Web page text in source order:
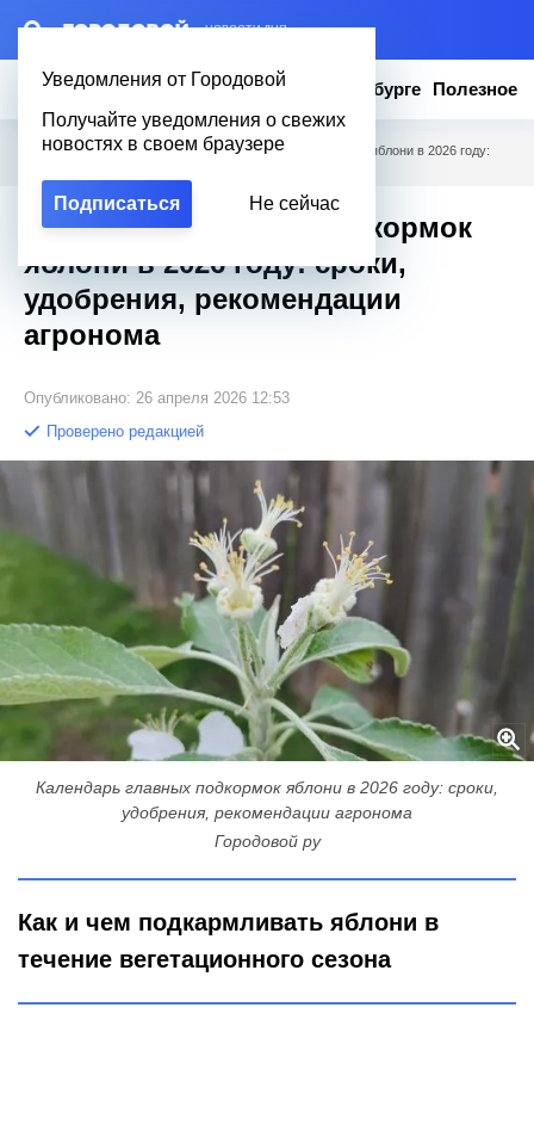
– НОВОСТИ ДНЯ
Уведомления от Городовой
Получайте уведомления о свежих
новостях в своем браузере
Подписаться Не сейчас
Новости Эксклюзив Вопросы о Петербурге Полезное
Городовой Полезное / Календарь главных подкормок яблони в 2026 году:
Календарь главных подкормок
яблони в 2026 году: сроки,
удобрения, рекомендации
агронома
Опубликовано: 26 апреля 2026 12:53
Проверено редакцией
Календарь главных подкормок яблони в 2026 году: сроки,
удобрения, рекомендации агронома
Городовой ру
Как и чем подкармливать яблони в
течение вегетационного сезона